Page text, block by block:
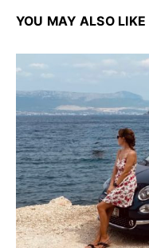
YOU MAY ALSO LIKE